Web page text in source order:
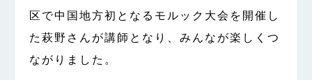
区で中国地方初となるモルック大会を開催し
た萩野さんが講師となり、みんなが楽しくつ
ながりました。